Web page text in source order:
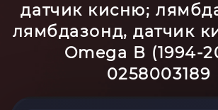
датчик кисню;
лямбдазонд, датчик
Omega B (1994-
0258003189